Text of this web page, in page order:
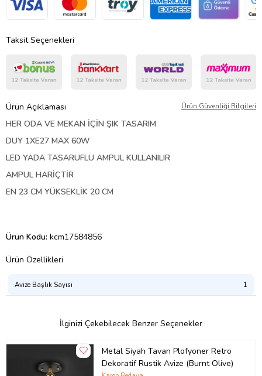
Taksit Seçenekleri
Ürün Açıklaması Ürün Güvenliği Bilgileri
HER ODA VE MEKAN İÇİN ŞIK TASARIM
DUY 1XE27 MAX 60W
LED YADA TASARUFLU AMPUL KULLANILIR
AMPUL HARİÇTİR
EN 23 CM YÜKSEKLİK 20 CM
Ürün Kodu: kcm17584856
Ürün Özellikleri
Avize Başlık Sayısı 1
İlginizi Çekebilecek Benzer Seçenekler
Metal Siyah Tavan Plofyoner Retro
Dekoratif Rustik Avize (Burnt Olive)